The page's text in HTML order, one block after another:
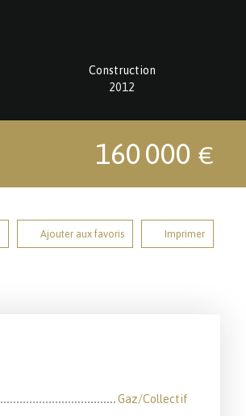
Construction
2012
160 000 €
Ajouter aux favoris Imprimer
Gaz/Collectif